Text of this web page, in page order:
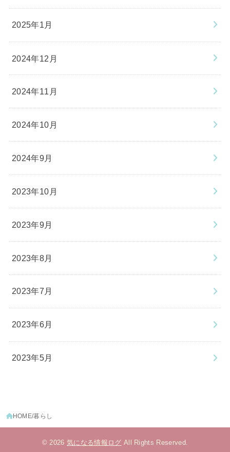
2025年1月
2024年12月
2024年11月
2024年10月
2024年9月
2023年10月
2023年9月
2023年8月
2023年7月
2023年6月
2023年5月
HOME 暮らし
© 2026 気になる情報ログ All Rights Reserved.